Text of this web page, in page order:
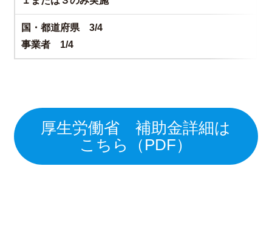
国・都道府県 3/4
事業者 1/4
厚生労働省 補助金詳細は
こちら（PDF）